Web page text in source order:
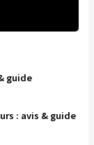
guide
: avis & guide